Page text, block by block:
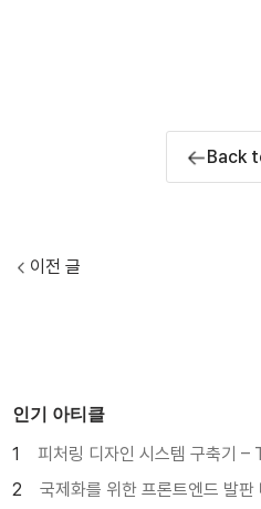
Back
이전 글
인기 아티클
피처링 디자인 시스템 구축기 –
국제화를 위한 프론트엔드 발